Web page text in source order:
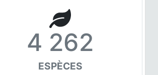
4 262
ESPÈCES